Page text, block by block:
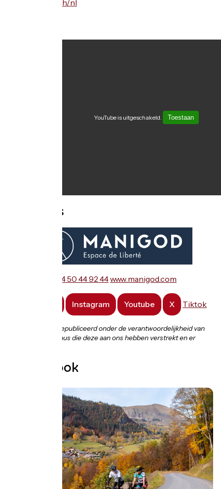
www.gva.ch/nl
YouTube is uitgeschakeld. Toestaan
Contacts
☎ 04 50 44 92 44www.manigod.com
Instagram Youtube X Tiktok
"Tekst en foto's gepubliceerd onder de verantwoordelijkheid van
de toeristenbureaus die deze aan ons hebben verstrekt en er
Ontdek ook